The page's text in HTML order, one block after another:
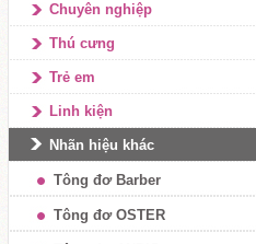
Chuyên nghiệp
Thú cưng
Trẻ em
Linh kiện
Nhãn hiệu khác
Tông đơ Barber
Tông đơ OSTER